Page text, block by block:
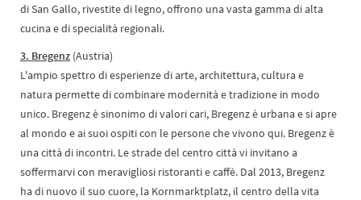
di San Gallo, rivestite di legno, offrono una vasta gamma di alta
cucina e di specialità regionali.
3. Bregenz (Austria)
L'ampio spettro di esperienze di arte, architettura, cultura e
natura permette di combinare modernità e tradizione in modo
unico. Bregenz è sinonimo di valori cari, Bregenz è urbana e si apre
al mondo e ai suoi ospiti con le persone che vivono qui. Bregenz è
una città di incontri. Le strade del centro città vi invitano a
soffermarvi con meravigliosi ristoranti e caffè. Dal 2013, Bregenz
ha di nuovo il suo cuore, la Kornmarktplatz, il centro della vita